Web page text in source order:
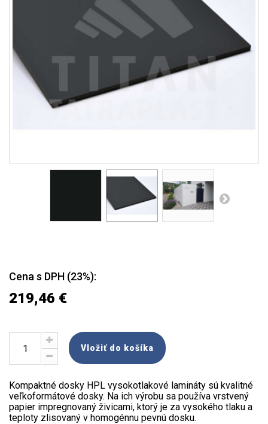
Cena s DPH (23%):
219,46 €
Vložiť do košíka
Kompaktné dosky HPL vysokotlakové lamináty sú kvalitné
veľkoformátové dosky. Na ich výrobu sa používa vrstvený
papier impregnovaný živicami, ktorý je za vysokého tlaku a
teploty zlisovaný v homogénnu pevnú dosku.